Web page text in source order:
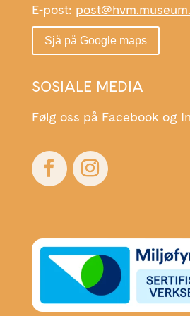
E-post:
Sjå på Google maps
SOSIALE MEDIA
Følg oss på Facebook og